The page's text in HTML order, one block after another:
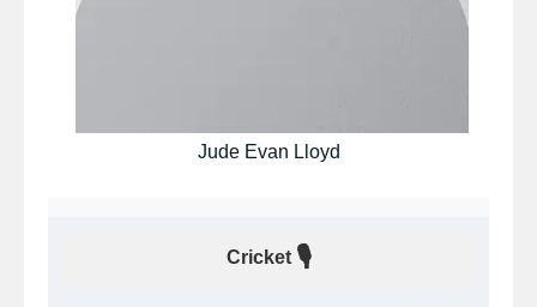
Jude Evan Lloyd
Cricket 🎙